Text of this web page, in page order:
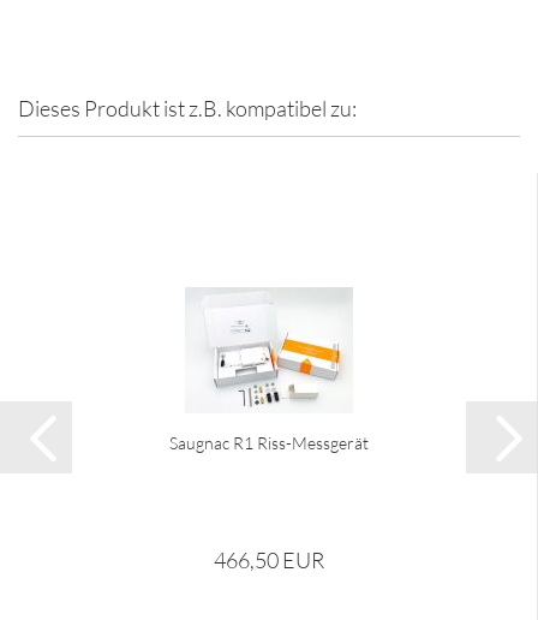
Dieses Produkt ist z.B. kompatibel zu:
Saugnac R1 Riss-Messgerät
466,50 EUR